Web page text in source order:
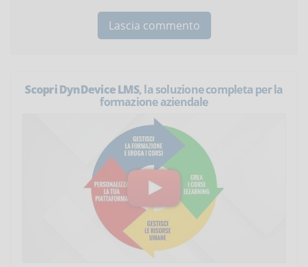
Scopri DynDevice LMS, la soluzione completa per la
formazione aziendale